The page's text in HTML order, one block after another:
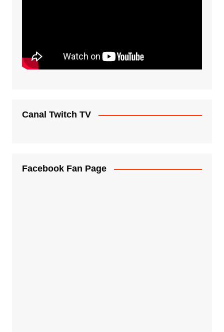
Canal Twitch TV
Facebook Fan Page